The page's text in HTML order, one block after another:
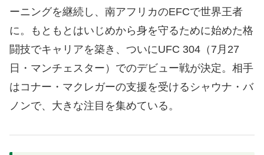
ーニングを継続し、南アフリカのEFCで世界王者
に。もともとはいじめから身を守るために始めた格
闘技でキャリアを築き、ついにUFC 304（7月27
日・マンチェスター）でのデビュー戦が決定。相手
はコナー・マクレガーの支援を受けるシャウナ・バ
ノンで、大きな注目を集めている。